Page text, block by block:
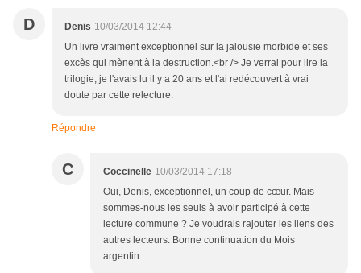
D Denis 10/03/2014 12:44
Un livre vraiment exceptionnel sur la jalousie morbide et ses
excès qui mènent à la destruction.<br /> Je verrai pour lire la
trilogie, je l'avais lu il y a 20 ans et l'ai redécouvert à vrai
doute par cette relecture.
Répondre
C Coccinelle 10/03/2014 17:18
Oui, Denis, exceptionnel, un coup de cœur. Mais
sommes-nous les seuls à avoir participé à cette
lecture commune ? Je voudrais rajouter les liens des
autres lecteurs. Bonne continuation du Mois
argentin.